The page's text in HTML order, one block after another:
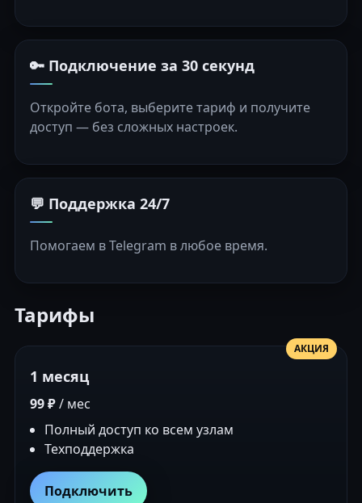
🔑 Подключение за 30 секунд
Откройте бота, выберите тариф и получите
доступ — без сложных настроек.
💬 Поддержка 24/7
Помогаем в Telegram в любое время.
Тарифы
АКЦИЯ
1 месяц
99 ₽/ мес
Полный доступ ко всем узлам
Техподдержка
Подключить